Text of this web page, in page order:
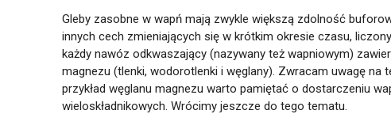
Gleby zasobne w wapń mają zwykle większą zdolność
innych cech zmieniających się w krótkim okresie czasu,
każdy nawóz odkwaszający (nazywany też wapniowym)
magnezu (tlenki, wodorotlenki i węglany). Zwracam uwagę
przykład węglanu magnezu warto pamiętać o dostarczeniu
wieloskładnikowych. Wrócimy jeszcze do tego tematu.